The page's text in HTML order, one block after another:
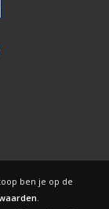
ben je op de
.